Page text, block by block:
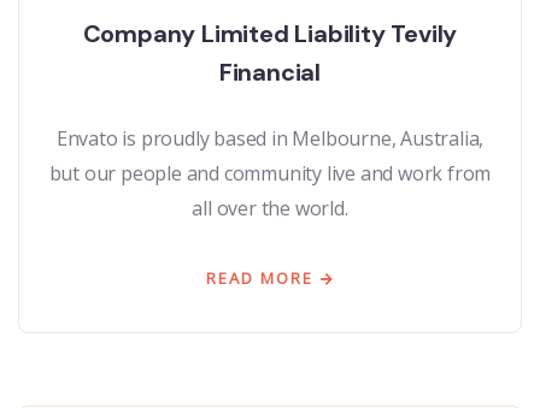
Company Limited Liability Tevily
Financial
Envato is proudly based in Melbourne, Australia,
but our people and community live and work from
all over the world.
READ MORE